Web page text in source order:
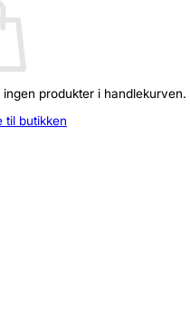
ingen produkter i handlekurven.
til butikken